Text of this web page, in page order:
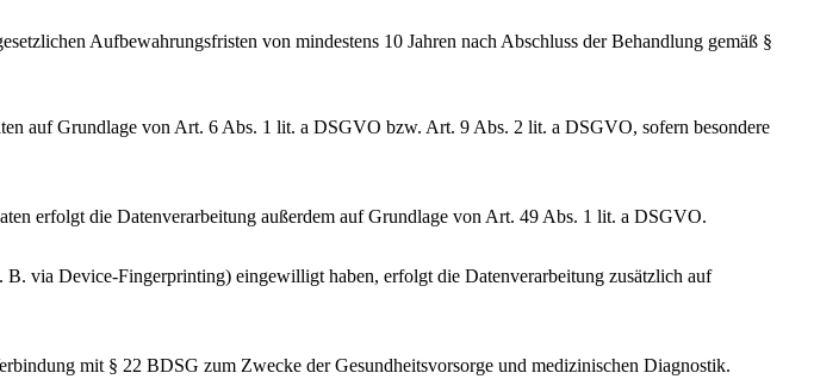
Aufbewahrungsfristen von mindestens 10 Jahren nach Abschluss der Behandlung gemäß §
auf Grundlage von Art. 6 Abs. 1 lit. a DSGVO bzw. Art. 9 Abs. 2 lit. a DSGVO, sofern besondere
erfolgt die Datenverarbeitung außerdem auf Grundlage von Art. 49 Abs. 1 lit. a DSGVO.
via Device-Fingerprinting) eingewilligt haben, erfolgt die Datenverarbeitung zusätzlich auf
mit § 22 BDSG zum Zwecke der Gesundheitsvorsorge und medizinischen Diagnostik.